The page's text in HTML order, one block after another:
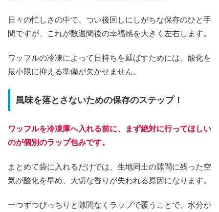
日々の忙しさの中で、つい後回しにしがちな保存のひと手
間ですが、これが数週間後の幸福感を大きく左右します。
ワッフルの冷凍によって日持ちを延ばすためには、酸化を
最小限に抑える準備が欠かせません。
風味を落とさないための保存のステップ！
ワッフルを冷凍庫へ入れる前に、まず絶対に行ってほしい
のが個別のラップ包みです。
まとめて袋に入れるだけでは、生地同士の隙間に残った空
気が酸化を早め、大切な香りが失われる原因になります。
一つずつぴっちりと隙間なくラップで覆うことで、水分が